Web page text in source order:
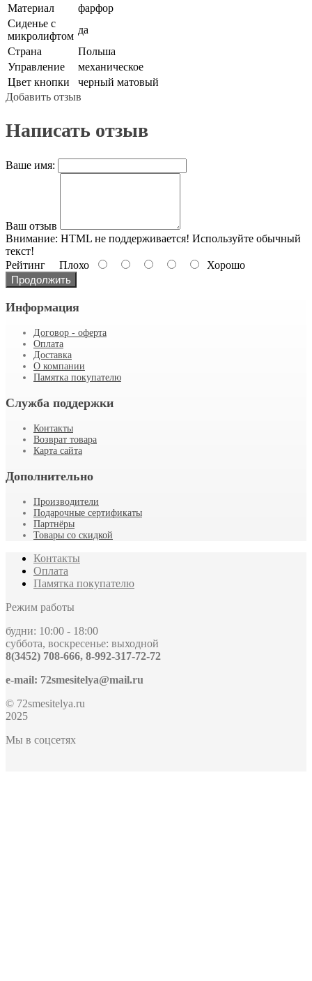
Материал
фарфор
Сиденье с
микролифтом
да
Страна
Польша
Управление
механическое
Цвет кнопки
черный матовый
Добавить отзыв
Написать отзыв
Ваше имя:
Ваш отзыв
Внимание: HTML не поддерживается! Используйте обычный
текст!
Рейтинг Плохо
Хорошо
Продолжить
Информация
Договор - оферта
Оплата
Доставка
О компании
Памятка покупателю
Служба поддержки
Контакты
Возврат товара
Карта сайта
Дополнительно
Производители
Подарочные сертификаты
Партнёры
Товары со скидкой
Контакты
Оплата
Памятка покупателю
Режим работы
будни: 10:00 - 18:00
суббота, воскресенье: выходной
8(3452) 708-666, 8-992-317-72-72
e-mail: 72smesitelya@mail.ru
© 72smesitelya.ru
2025
Мы в соцсетях